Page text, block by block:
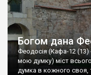
Богом дана
Феодосія (Кафа-12 (13)
мою думку) міст
думка в кожного своя,